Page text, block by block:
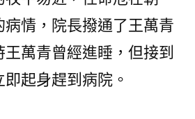
病情，院長撥通了王萬青
萬青曾經進睡，但接到
起身趕到病院。